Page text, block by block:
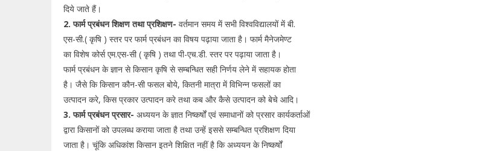
दिये जाते हैं।
2. फार्म प्रबंधन शिक्षण तथा प्रशिक्षण- वर्तमान समय में सभी विश्वविद्यालयों में बी.
एस-सी.( कृषि ) स्तर पर फार्म प्रबंधन का विषय पढ़ाया जाता है। फार्म मैनेजमेण्ट
का विशेष कोर्स एम.एस-सी ( कृषि ) तथा पी-एच.डी. स्तर पर पढ़ाया जाता है।
फार्म प्रबंधन के ज्ञान से किसान कृषि से सम्बन्धित सही निर्णय लेने में सहायक होता
है। जैसे कि किसान कौन-सी फसल बोये, कितनी मात्रा में विभिन्न फसलों का
उत्पादन करे, किस प्रकार उत्पादन करे तथा कब और कैसे उत्पादन को बेचे आदि।
3. फार्म प्रबंधन प्रसार- अध्ययन के ज्ञात निष्कर्षों एवं समाधानों को प्रसार कार्यकर्ताओं
द्वारा किसानों को उपलब्ध कराया जाता है तथा उन्हें इससे सम्बन्धित प्रशिक्षण दिया
जाता है। चूंकि अधिकांश किसान इतने शिक्षित नहीं है कि अध्ययन के निष्कर्षों